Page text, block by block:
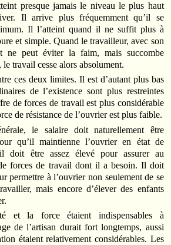
presque jamais le niveau le plus haut
Il arrive plus fréquemment qu’il se
Il l’atteint quand il ne suffit plus à
et simple. Quand le travailleur, avec son
ne peut éviter la faim, mais succombe
travail cesse alors absolument.
ces deux limites. Il est d’autant plus bas
de l’existence sont plus restreintes
de forces de travail est plus considérable
de résistance de l’ouvrier est plus faible.
le salaire doit naturellement être
qu’il maintienne l’ouvrier en état de
doit être assez élevé pour assurer au
forces de travail dont il a besoin. Il doit
permettre à l’ouvrier non seulement de se
mais encore d’élever des enfants
et la force étaient indispensables à
de l’artisan durait fort longtemps, aussi
étaient relativement considérables. Les